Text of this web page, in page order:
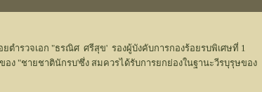
ำรวจเอก "ธรณิศ ศรีสุข' รองผู้บังคับการกองร้อยรบพิเศษที่ 1
ง "ชายชาตินักรบ'ซึ่ง สมควรได้รับการยกย่องในฐานะวีรบุรุษของ